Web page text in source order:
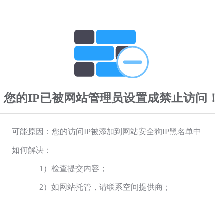
您的IP已被网站管理员设置成禁止访问！
可能原因：您的访问IP被添加到网站安全狗IP黑名单中
如何解决：
1）检查提交内容；
2）如网站托管，请联系空间提供商；